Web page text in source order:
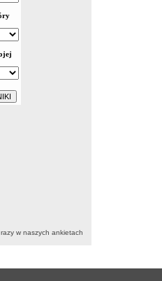
razy w naszych ankietach